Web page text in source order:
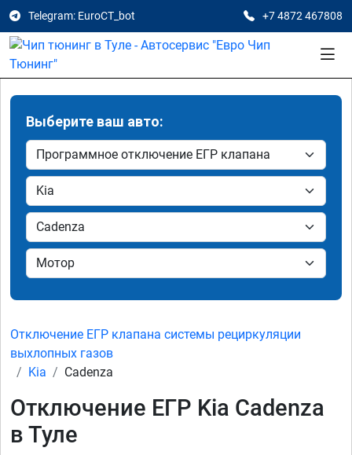
Telegram: EuroCT_bot +7 4872 467808
Выберите ваш авто:
Отключение ЕГР клапана системы рециркуляции
выхлопных газов
Kia
Cadenza
Отключение ЕГР Kia Cadenza
в Туле